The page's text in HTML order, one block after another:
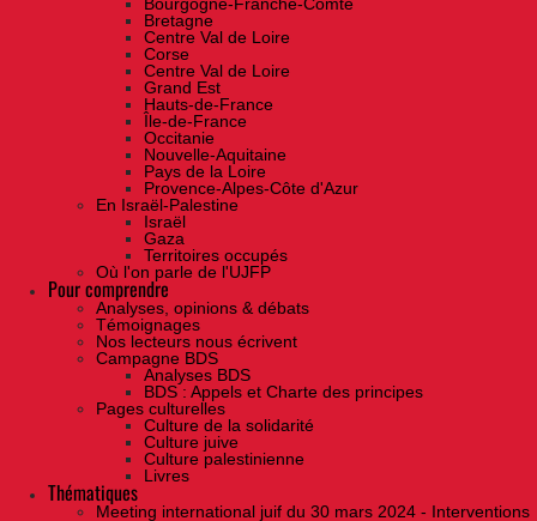
Bretagne
Centre Val de Loire
Corse
Centre Val de Loire
Grand Est
Hauts-de-France
Île-de-France
Occitanie
Nouvelle-Aquitaine
Pays de la Loire
Provence-Alpes-Côte d'Azur
En Israël-Palestine
Israël
Gaza
Territoires occupés
Où l'on parle de l'UJFP
Pour comprendre
Analyses, opinions & débats
Témoignages
Nos lecteurs nous écrivent
Campagne BDS
Analyses BDS
BDS : Appels et Charte des principes
Pages culturelles
Culture de la solidarité
Culture juive
Culture palestinienne
Livres
Thématiques
Meeting international juif du 30 mars 2024 - Interventions